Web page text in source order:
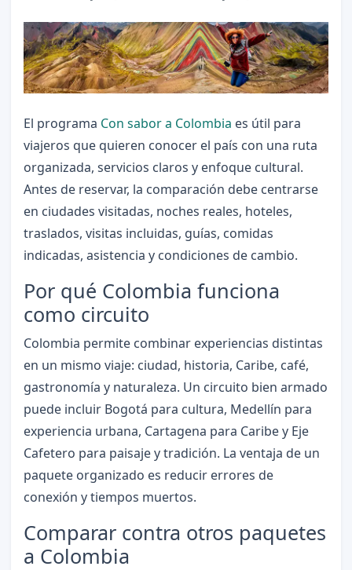
El programa Con sabor a Colombia es útil para
viajeros que quieren conocer el país con una ruta
organizada, servicios claros y enfoque cultural.
Antes de reservar, la comparación debe centrarse
en ciudades visitadas, noches reales, hoteles,
traslados, visitas incluidas, guías, comidas
indicadas, asistencia y condiciones de cambio.
Por qué Colombia funciona
como circuito
Colombia permite combinar experiencias distintas
en un mismo viaje: ciudad, historia, Caribe, café,
gastronomía y naturaleza. Un circuito bien armado
puede incluir Bogotá para cultura, Medellín para
experiencia urbana, Cartagena para Caribe y Eje
Cafetero para paisaje y tradición. La ventaja de un
paquete organizado es reducir errores de
conexión y tiempos muertos.
Comparar contra otros paquetes
a Colombia